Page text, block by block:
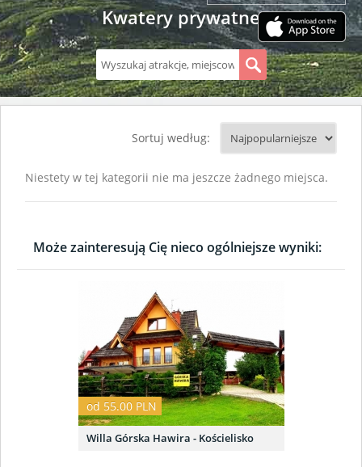
Kwatery prywatne
Sortuj według:
Niestety w tej kategorii nie ma jeszcze żadnego miejsca.
Może zainteresują Cię nieco ogólniejsze wyniki:
od 55.00 PLN
Willa Górska Hawira - Kościelisko